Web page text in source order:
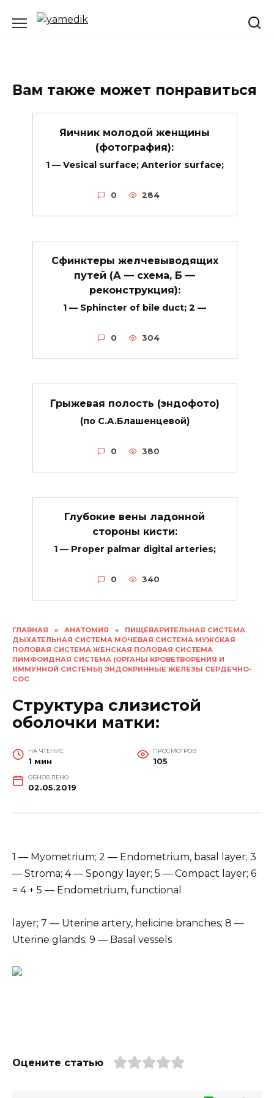
ГЛАВНАЯ » АНАТОМИЯ »
ПИЩЕВАРИТЕЛЬНАЯ СИСТЕМА
ДЫХАТЕЛЬНАЯ СИСТЕМА МОЧЕВАЯ СИСТЕМА МУЖСКАЯ
ПОЛОВАЯ СИСТЕМА ЖЕНСКАЯ ПОЛОВАЯ СИСТЕМА
ЛИМФОИДНАЯ СИСТЕМА (ОРГАНЫ КРОВЕТВОРЕНИЯ И
ИММУННОЙ СИСТЕМЫ) ЭНДОКРИННЫЕ ЖЕЛЕЗЫ СЕРДЕЧНО-
СОС
Структура слизистой
оболочки матки:
НА ЧТЕНИЕ
1 мин
ПРОСМОТРОВ
105
ОБНОВЛЕНО
02.05.2019
1 — Myometrium; 2 — Endometrium, basal layer; 3
— Stroma; 4 — Spongy layer; 5 — Compact layer; 6
= 4 + 5 — Endometrium, functional
layer; 7 — Uterine artery, helicine branches; 8 —
Uterine glands; 9 — Basal vessels
Оцените статью
Вам также может понравиться
Яичник молодой женщины
(фотография):
1 — Vesical surface; Anterior surface;
0 284
Сфинктеры желчевыводящих
путей (А — схема, Б —
реконструкция):
1 — Sphincter of bile duct; 2 —
0 304
Грыжевая полость (эндофото)
(по С.А.Блашенцевой)
0 380
Глубокие вены ладонной
стороны кисти:
1 — Proper palmar digital arteries;
0 340